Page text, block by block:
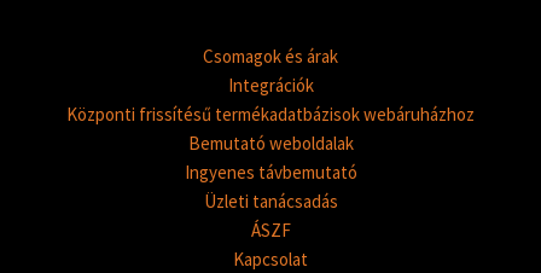
Csomagok és árak
Integrációk
Központi frissítésű termékadatbázisok webáruházhoz
Bemutató weboldalak
Ingyenes távbemutató
Üzleti tanácsadás
ÁSZF
Kapcsolat